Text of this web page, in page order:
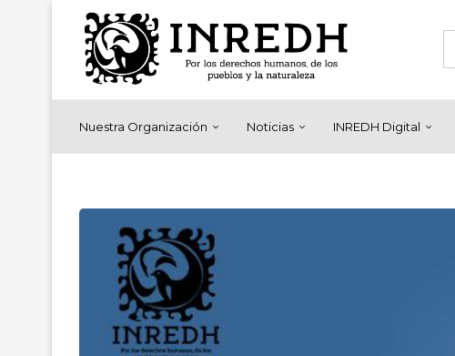
Nuestra Organización Noticias INREDH Digital